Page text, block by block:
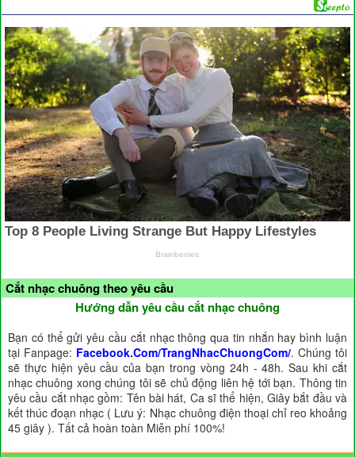
Cắt nhạc chuông theo yêu cầu
Hướng dẫn yêu cầu cắt nhạc chuông
Bạn có thể gửi yêu cầu cắt nhạc thông qua tin nhắn hay bình luận
tại Fanpage: Facebook.Com/TrangNhacChuongCom/. Chúng tôi
sẽ thực hiện yêu cầu của bạn trong vòng 24h - 48h. Sau khi cắt
nhạc chuông xong chúng tôi sẽ chủ động liên hệ tới bạn. Thông tin
yêu cầu cắt nhạc gồm: Tên bài hát, Ca sĩ thể hiện, Giây bắt đầu và
kết thúc đoạn nhạc ( Lưu ý: Nhạc chuông điện thoại chỉ reo khoảng
45 giây ). Tất cả hoàn toàn Miễn phí 100%!